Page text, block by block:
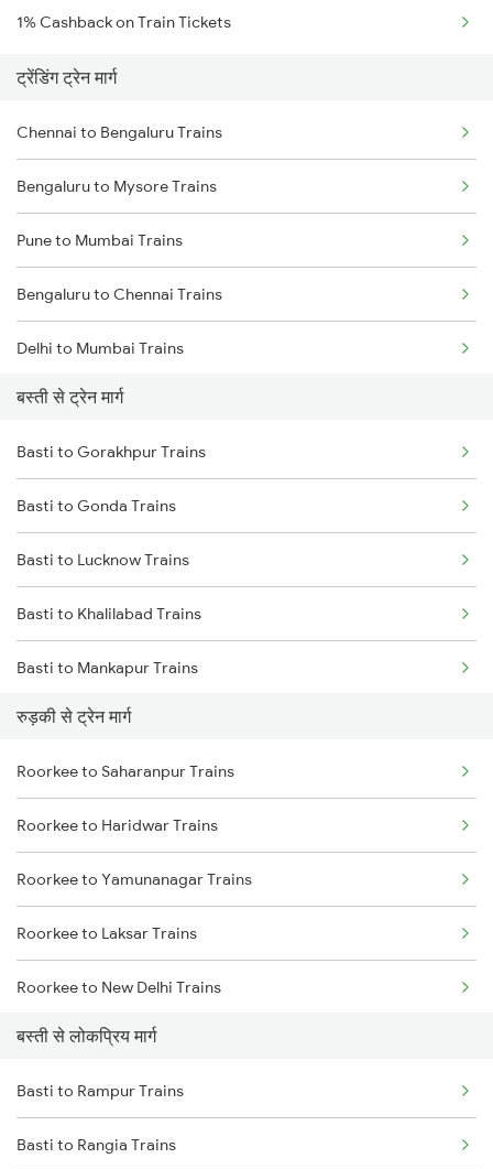
1% Cashback on Train Tickets
ट्रेंडिंग ट्रेन मार्ग
Chennai to Bengaluru Trains
Bengaluru to Mysore Trains
Pune to Mumbai Trains
Bengaluru to Chennai Trains
Delhi to Mumbai Trains
Mumbai to Pune Trains
Delhi to Jammu Trains
Mumbai to Delhi Trains
Mumbai to Goa Trains
Chennai to Coimbatore Trains
बस्ती से ट्रेन मार्ग
Basti to Gorakhpur Trains
Basti to Gonda Trains
Basti to Lucknow Trains
Basti to Khalilabad Trains
Basti to Mankapur Trains
Basti to Siwan Trains
Basti to New Delhi Trains
Basti to Deoria Trains
रुड़की से ट्रेन मार्ग
Roorkee to Saharanpur Trains
Roorkee to Haridwar Trains
Roorkee to Yamunanagar Trains
Roorkee to Laksar Trains
Roorkee to New Delhi Trains
Roorkee to Meerut Trains
Roorkee to Lucknow Trains
Roorkee to Moradabad Trains
बस्ती से लोकप्रिय मार्ग
Basti to Rampur Trains
Basti to Rangia Trains